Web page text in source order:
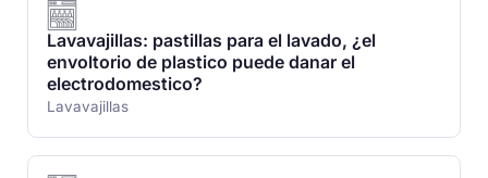
Lavavajillas: pastillas para el lavado, ¿el
envoltorio de plastico puede danar el
electrodomestico?
Lavavajillas